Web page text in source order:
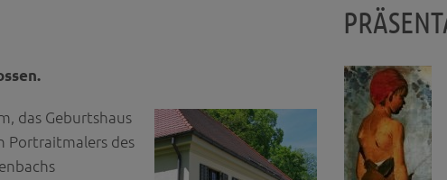
das Geburtshaus
Portraitmalers des